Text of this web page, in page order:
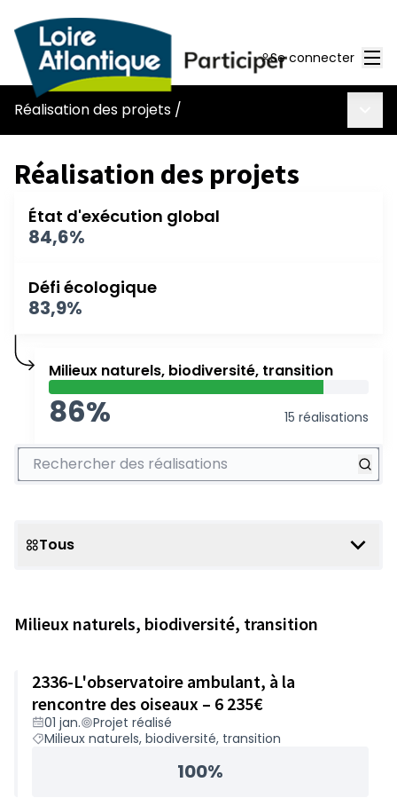
Se connecter
Réalisation des projets /
Réalisation des projets
État d'exécution global
84,6%
Défi écologique
83,9%
Milieux naturels, biodiversité, transition
86% 15 réalisations
Rechercher des réalisations
Scope
Tous
Milieux naturels, biodiversité, transition
2336-L'observatoire ambulant, à la
rencontre des oiseaux – 6 235€
01 jan.
Projet réalisé
Milieux naturels, biodiversité, transition
100%